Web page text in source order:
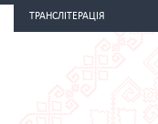
ТРАНСЛІТЕРАЦІЯ